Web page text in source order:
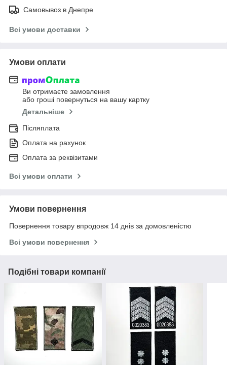
Самовывоз в Днепре
Всі умови доставки
Умови оплати
Ви отримаєте замовлення
або гроші повернуться на вашу картку
Детальніше
Післяплата
Оплата на рахунок
Оплата за реквізитами
Всі умови оплати
Умови повернення
Повернення товару впродовж 14 днів за домовленістю
Всі умови повернення
Подібні товари компанії